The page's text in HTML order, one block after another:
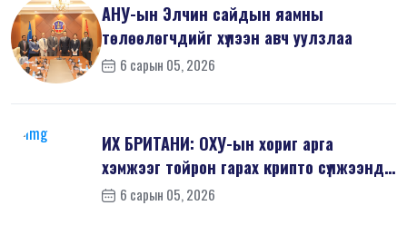
АНУ-ын Элчин сайдын яамны
төлөөлөгчдийг хүлээн авч уулзлаа
6 сарын 05, 2026
ИХ БРИТАНИ: ОХУ-ын хориг арга
хэмжээг тойрон гарах крипто сүлжээнд
хор...6 сарын 05, 2026